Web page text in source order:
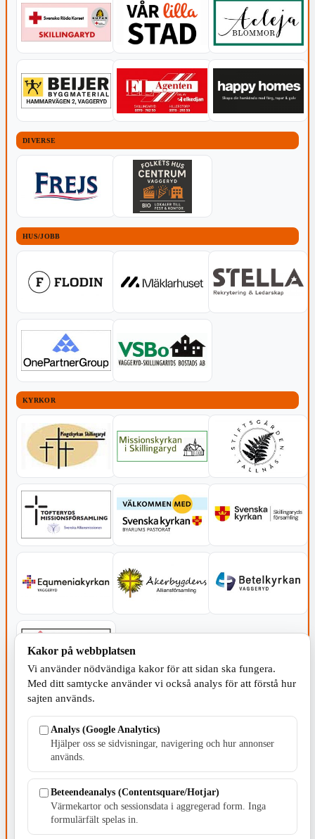
DIVERSE
HUS/JOBB
KYRKOR
SERVICE - MOTOR
TILLVERKNING
Kakor på webbplatsen
Vi använder nödvändiga kakor för att sidan ska fungera.
Med ditt samtycke använder vi också analys för att förstå hur
sajten används.
Analys (Google Analytics)
Hjälper oss se sidvisningar, navigering och hur annonser
används.
Beteendeanalys (Contentsquare/Hotjar)
Värmekartor och sessionsdata i aggregerad form. Inga
formulärfält spelas in.